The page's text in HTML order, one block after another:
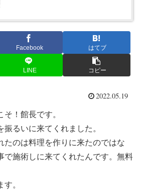
Facebook はてブ
LINE コピー
2022.05.19
！館長です。
るいに来てくれました。
たのは料理を作りに来たのではな
で施術しに来てくれたんです。無料
。